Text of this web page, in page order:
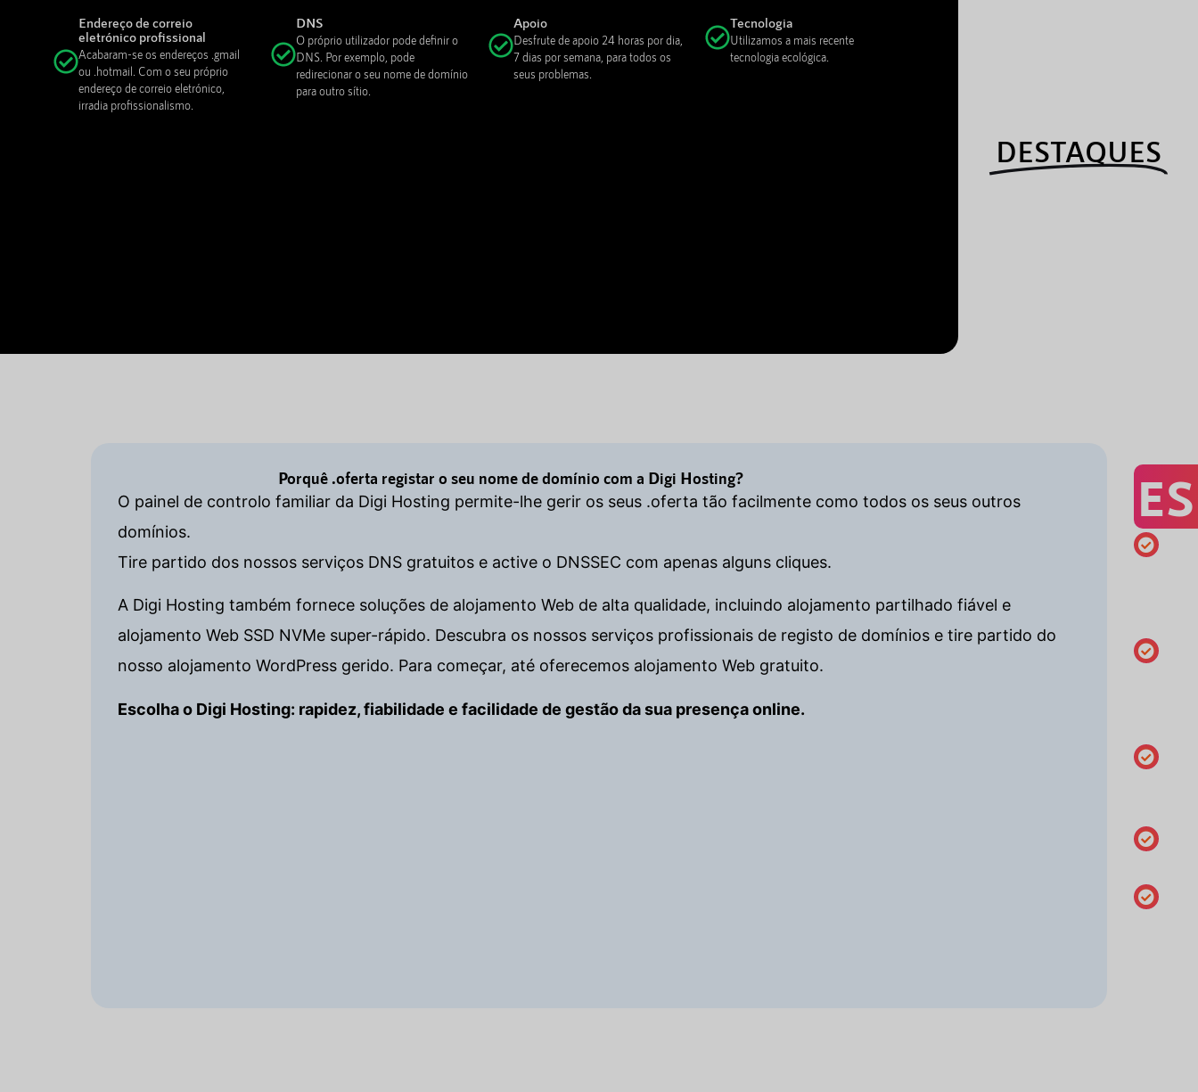
eletrónico profissional
Acabaram-se os endereços .gmail
ou .hotmail. Com o seu próprio
endereço de correio eletrónico,
irradia profissionalismo.
O próprio utilizador pode definir o
DNS. Por exemplo, pode
redirecionar o seu nome de domínio
para outro sítio.
Desfrute de apoio 24 horas por dia,
7 dias por semana, para todos os
seus problemas.
Utilizamos a mais recente
tecnologia ecológica.
DESTAQUES
Porquê .oferta registar o seu nome de domínio com a Digi Hosting?
O painel de controlo familiar da Digi Hosting permite-lhe gerir os seus .oferta tão facilmente como todos os seus outros
domínios.
Tire partido dos nossos serviços DNS gratuitos e active o DNSSEC com apenas alguns cliques.
A Digi Hosting também fornece soluções de alojamento Web de alta qualidade, incluindo alojamento partilhado fiável e
alojamento Web SSD NVMe super-rápido. Descubra os nossos serviços profissionais de registo de domínios e tire partido do
nosso alojamento WordPress gerido. Para começar, até oferecemos alojamento Web gratuito.
Escolha o Digi Hosting: rapidez, fiabilidade e facilidade de gestão da sua presença online.
Registo
Alterar os
Gestão
DNSSEC
Alterar os